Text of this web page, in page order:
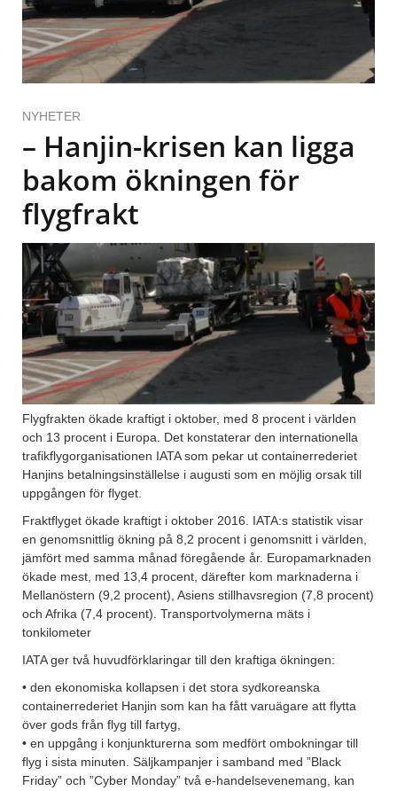
NYHETER
– Hanjin-krisen kan ligga
bakom ökningen för
flygfrakt
Flygfrakten ökade kraftigt i oktober, med 8 procent i världen
och 13 procent i Europa. Det konstaterar den internationella
trafikflygorganisationen IATA som pekar ut containerrederiet
Hanjins betalningsinställelse i augusti som en möjlig orsak till
uppgången för flyget.
Fraktflyget ökade kraftigt i oktober 2016. IATA:s statistik visar
en genomsnittlig ökning på 8,2 procent i genomsnitt i världen,
jämfört med samma månad föregående år. Europamarknaden
ökade mest, med 13,4 procent, därefter kom marknaderna i
Mellanöstern (9,2 procent), Asiens stillhavsregion (7,8 procent)
och Afrika (7,4 procent). Transportvolymerna mäts i
tonkilometer
IATA ger två huvudförklaringar till den kraftiga ökningen:
• den ekonomiska kollapsen i det stora sydkoreanska
containerrederiet Hanjin som kan ha fått varuägare att flytta
över gods från flyg till fartyg,
• en uppgång i konjunkturerna som medfört ombokningar till
flyg i sista minuten. Säljkampanjer i samband med ”Black
Friday” och ”Cyber Monday” två e-handelsevenemang, kan